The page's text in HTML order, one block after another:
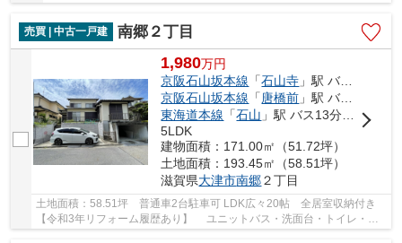
売買 | 中古一戸建 南郷２丁目
1,980万円
京阪石山坂本線 「石山寺 」駅 バス8分 「南郷１丁目」 停歩7分
京阪石山坂本線 「唐橋前 」駅 バス11分 「南郷１丁目」 停歩7分
東海道本線 「石山 」駅 バス13分 「南郷１丁目」 停歩7分
5LDK
建物面積：171.00㎡（51.72坪）
土地面積：193.45㎡（58.51坪）
滋賀県大津市南郷２丁目
土地面積：58.51坪 普通車2台駐車可 LDK広々20帖 全居室収納付き
【令和3年リフォーム履歴あり】 ユニットバス・洗面台・トイレ・シ